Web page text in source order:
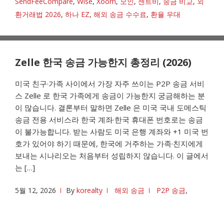
환거래법 2026, 하나 EZ, 해외 송금 수수료, 환율 우대
Zelle 한국 송금 가능한지 총정리 (2026)
미국 친구·가족 사이에서 가장 자주 쓰이는 P2P 송금 서비
스 Zelle 로 한국 가족에게 송금이 가능한지 궁금해하는 분
이 많습니다. 결론부터 말하면 Zelle 은 미국 국내 도메스틱
송금 전용 서비스라 한국 계좌·한국 휴대폰 번호로는 송금
이 불가능합니다. 받는 사람도 미국 은행 계좌와 +1 미국 번
호가 있어야 하기 때문에, 한국에 거주하는 가족·친지에게
보내는 시나리오는 처음부터 성립하지 않습니다. 이 글에서
는 […]
5월 12, 2026 By korealty 해외 송금 P2P 송금,